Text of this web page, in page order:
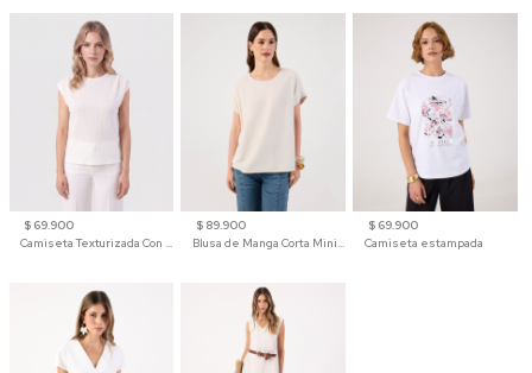
$ 69.900
Camiseta Texturizada Con Hombro Caído Para Mujer
$ 89.900
Blusa de Manga Corta Minimalista para Mujer
$ 69.900
Camiseta estampada